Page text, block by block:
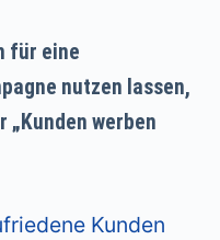
für eine
nutzen lassen,
werben
Kunden